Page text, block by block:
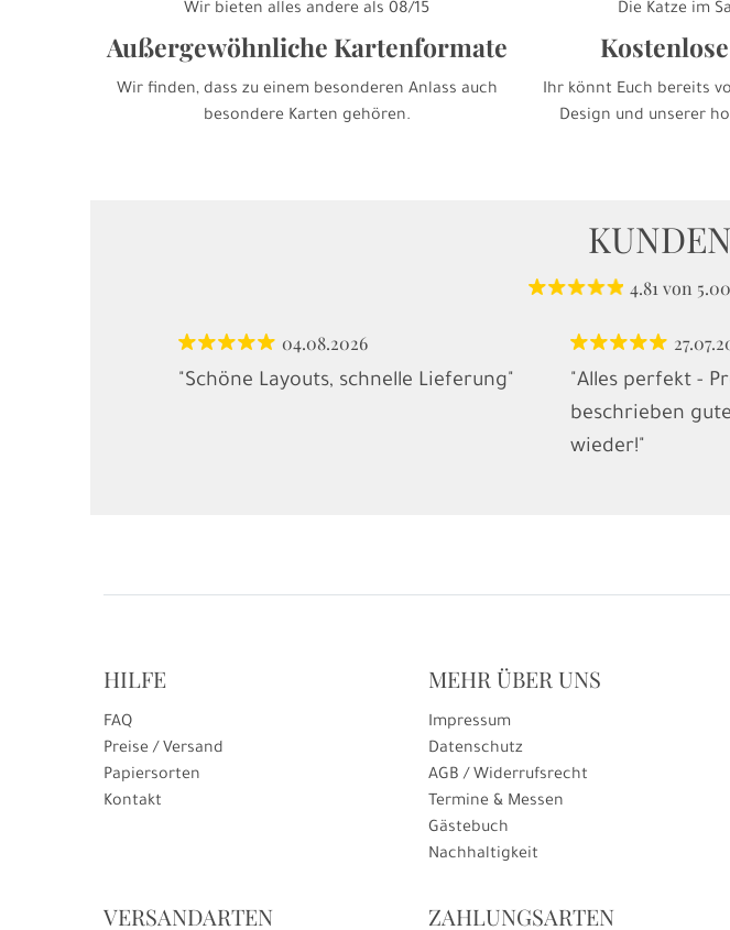
Wir bieten alles andere als 08/15
Außergewöhnliche Kartenformate
Wir finden, dass zu einem besonderen Anlass auch
besondere Karten gehören.
Die Katze im
Ihr könnt Euch bereits
Design und unserer
4.81von 5.00
04.08.2026
"Schöne Layouts, schnelle Lieferung"
"Alles perfekt -
beschrieben
wieder!"
HILFE
FAQ
Preise / Versand
Papiersorten
Kontakt
MEHR ÜBER UNS
Impressum
Datenschutz
AGB / Widerrufsrecht
Termine & Messen
Gästebuch
Nachhaltigkeit
VERSANDARTEN ZAHLUNGSARTEN